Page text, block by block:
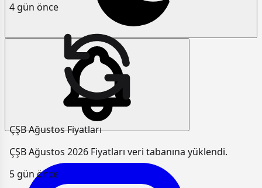
4 gün önce
ÇŞB Ağustos Fiyatları
ÇŞB Ağustos 2026 Fiyatları veri tabanına yüklendi.
5 gün önce